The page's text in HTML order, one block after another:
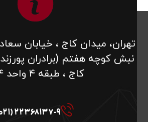
تهران، میدان کاج ، خیابان
نبش کوچه هفتم (برادران
کاج ، طبقه ۴ واحد ۴۰۴
22368137-9 (021)